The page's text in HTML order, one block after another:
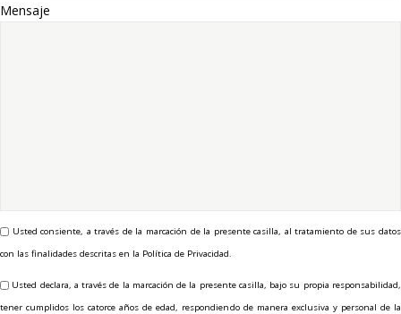
Mensaje
Usted consiente, a través de la marcación de la presente casilla, al tratamiento de sus datos
con las finalidades descritas en la Política de Privacidad.
Usted declara, a través de la marcación de la presente casilla, bajo su propia responsabilidad,
tener cumplidos los catorce años de edad, respondiendo de manera exclusiva y personal de la